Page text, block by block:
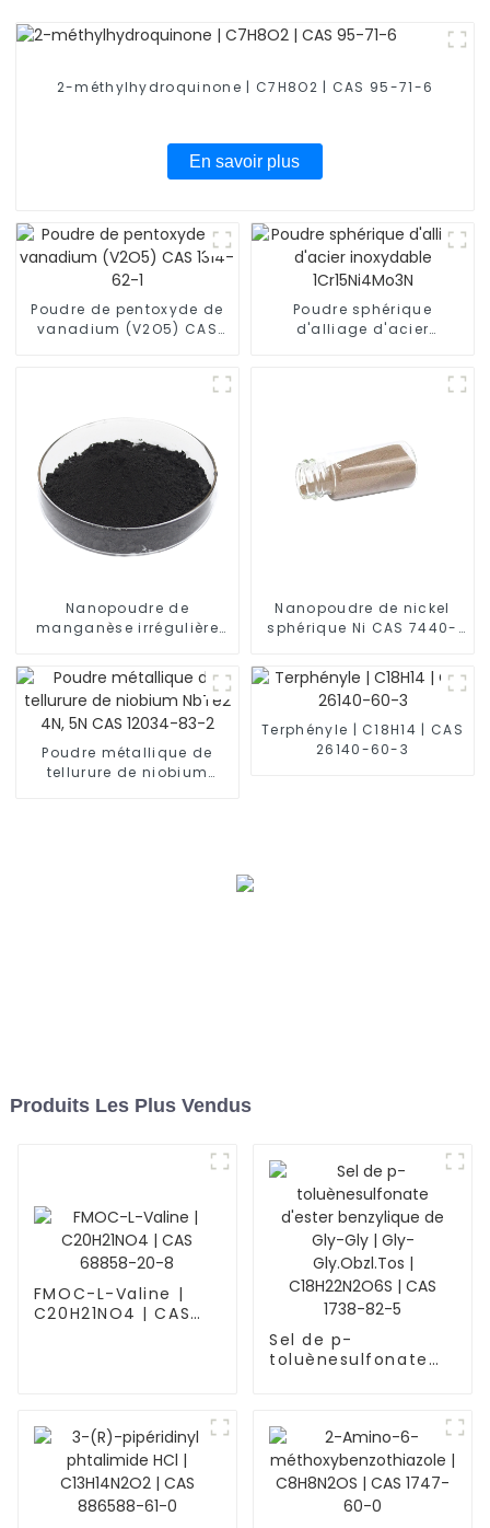
2-méthylhydroquinone | C7H8O2 | CAS 95-71-6
En savoir plus
Poudre de pentoxyde de
vanadium (V2O5) CAS
Poudre sphérique
d'alliage d'acier
Nanopoudre de
manganèse irrégulière
Nanopoudre de nickel
sphérique Ni CAS 7440-
Poudre métallique de
tellurure de niobium
Terphényle | C18H14 | CAS
26140-60-3
Produits Les Plus Vendus
FMOC-L-Valine |
C20H21NO4 | CAS
Sel de p-
toluènesulfonate
C18H22N2O6S | CAS
1738-82-5